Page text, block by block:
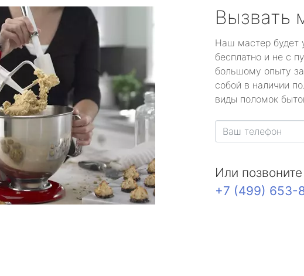
Вызвать
Наш мастер будет
бесплатно и не с
большому опыту
собой в наличии
виды поломок
Или
+7 (499) 653-